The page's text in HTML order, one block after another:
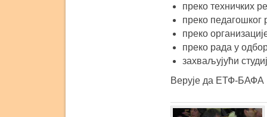
преко техничких
преко педагошког
преко
преко рада у
захваљујући
Верује да ЕТФ-БАФА